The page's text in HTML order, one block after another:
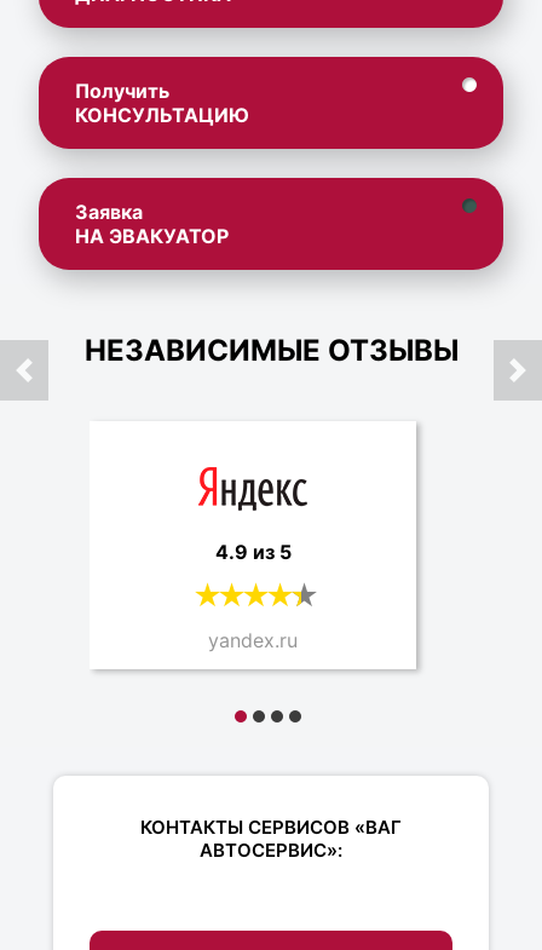
Получить
КОНСУЛЬТАЦИЮ
Заявка
НА ЭВАКУАТОР
НЕЗАВИСИМЫЕ ОТЗЫВЫ
4.9 из 5
yandex.ru
КОНТАКТЫ СЕРВИСОВ «ВАГ
АВТОСЕРВИС»: